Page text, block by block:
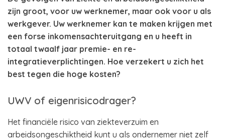
zijn groot, voor uw werknemer, maar ook voor u als
werkgever. Uw werknemer kan te maken krijgen met
een forse inkomensachteruitgang en u heeft in
totaal twaalf jaar premie- en re-
integratieverplichtingen. Hoe verzekert u zich het
best tegen die hoge kosten?
UWV of eigenrisicodrager?
Het financiële risico van ziekteverzuim en
arbeidsongeschiktheid kunt u als ondernemer niet zelf